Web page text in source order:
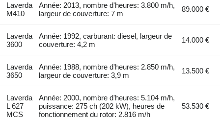
Laverda
M410
Année: 2013, nombre d'heures: 3.800 m/h,
largeur de couverture: 7 m
89.000 €
Laverda
3600
Année: 1992, carburant: diesel, largeur de
couverture: 4,2 m
14.000 €
Laverda
3650
Année: 1988, nombre d'heures: 2.850 m/h,
largeur de couverture: 3,9 m
13.500 €
Laverda
L 627
MCS
Année: 2000, nombre d'heures: 5.104 m/h,
puissance: 275 ch (202 kW), heures de
fonctionnement du rotor: 2.816 m/h
53.530 €